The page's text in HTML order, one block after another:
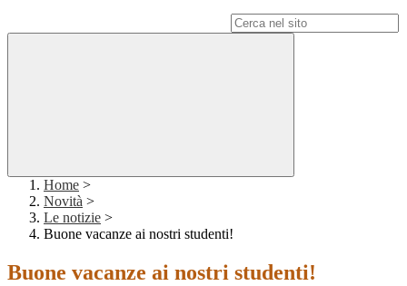
Home >
Novità >
Le notizie >
Buone vacanze ai nostri studenti!
Buone vacanze ai nostri studenti!